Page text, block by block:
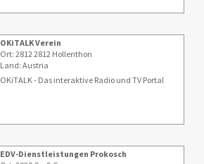
OKiTALK Verein
Ort: 2812 2812 Hollenthon
Land: Austria
OKiTALK - Das interaktive Radio und TV Portal
EDV-Dienstleistungen Prokosch